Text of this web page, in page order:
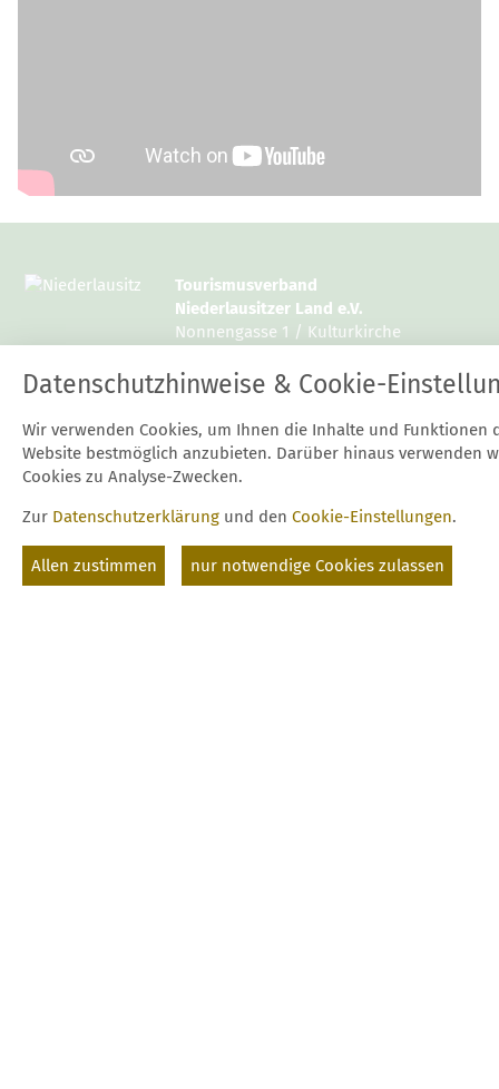
Tourismusverband
Niederlausitzer Land e.V.
Nonnengasse 1 / Kulturkirche
Fax: 03544 / 12997 20
E-Mail:mail@niederlausitz.com
Cookie-Einstellungen
Datenschutzhinweise & Cookie-
Wir verwenden Cookies, um Ihnen die Inhalte und Funktionen
Website bestmöglich anzubieten. Darüber hinaus verwenden
Cookies zu Analyse-Zwecken.
Zur Datenschutzerklärung und den Cookie-Einstellungen.
Allen zustimmen nur notwendige Cookies zulassen